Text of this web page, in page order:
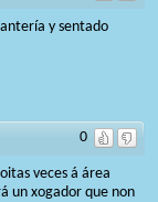
y sentado
0
veces á área
un xogador que non